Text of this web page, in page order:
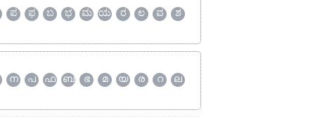
ಪ ಫ ಬ ಭ ಮ ಯ ರ ಲ ವ
ಶ
ന പ ഫ ബ ഭ മ യ ര റ
ല